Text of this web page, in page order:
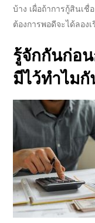
บ้าง เผื่อถ้าการกู้สินเชื่
ต้องการพอดีจะได้ลอง
รู้จักกันก่อน
มีไว้ทำไม